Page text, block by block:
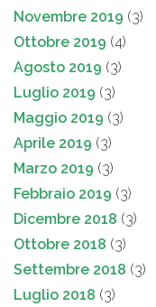
Novembre 2019 (3)
Ottobre 2019 (4)
Agosto 2019 (3)
Luglio 2019 (3)
Maggio 2019 (3)
Aprile 2019 (3)
Marzo 2019 (3)
Febbraio 2019 (3)
Dicembre 2018 (3)
Ottobre 2018 (3)
Settembre 2018 (3)
Luglio 2018 (3)